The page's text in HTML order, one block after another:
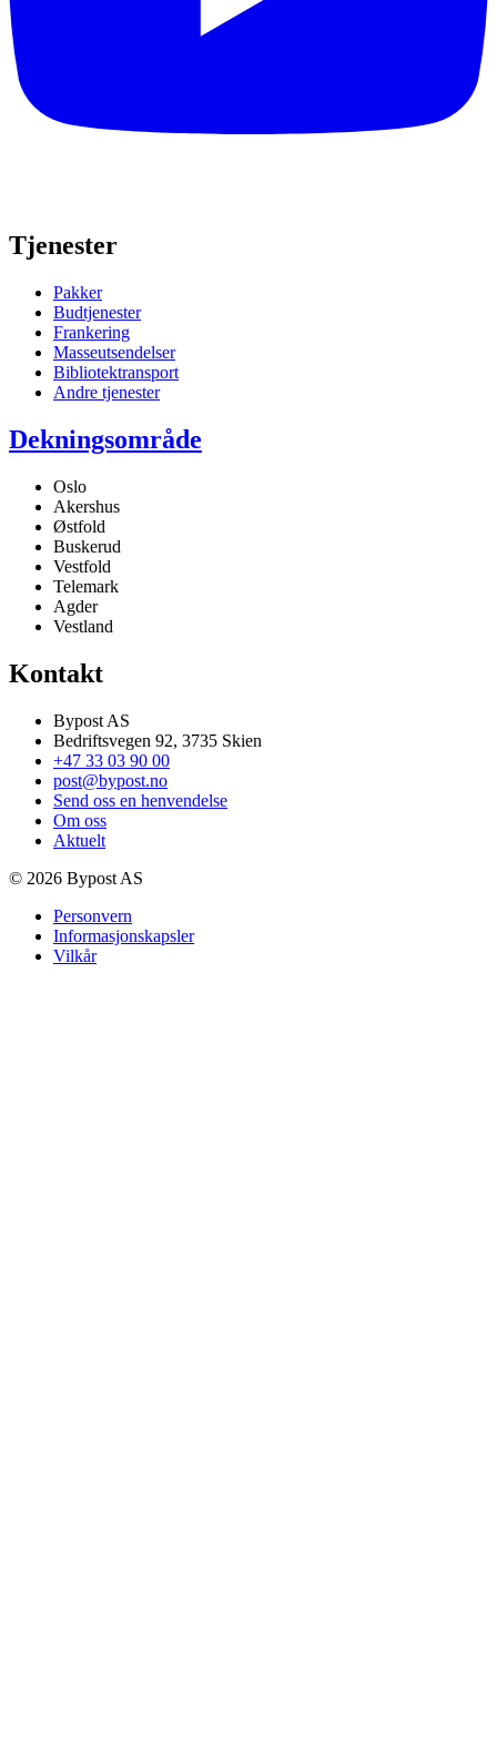
Tjenester
Pakker
Budtjenester
Frankering
Masseutsendelser
Bibliotektransport
Andre tjenester
Dekningsområde
Oslo
Akershus
Østfold
Buskerud
Vestfold
Telemark
Agder
Vestland
Kontakt
Bypost AS
Bedriftsvegen 92, 3735 Skien
+47 33 03 90 00
post@bypost.no
Send oss en henvendelse
Om oss
Aktuelt
© 2026 Bypost AS
Personvern
Informasjonskapsler
Vilkår